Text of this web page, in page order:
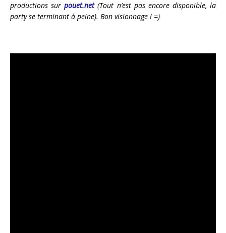
productions surpouet.net(Tout n’est pas encore disponible, la
party se terminant à peine). Bon visionnage ! =)